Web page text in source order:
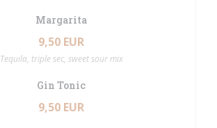
Margarita
9,50 EUR
Tequila, triple sec, sweet sour mix
Gin Tonic
9,50 EUR